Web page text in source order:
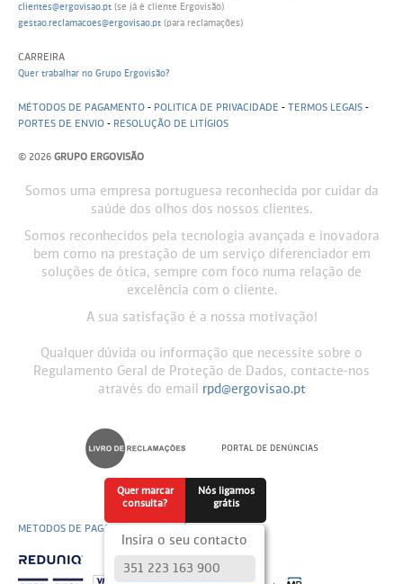
clientes@ergovisao.pt (se já é cliente Ergovisão)
gestao.reclamacoes@ergovisao.pt (para reclamações)
CARREIRA
Quer trabalhar no Grupo Ergovisão?
MÉTODOS DE PAGAMENTO - POLITICA DE PRIVACIDADE - TERMOS LEGAIS -
PORTES DE ENVIO - RESOLUÇÃO DE LITÍGIOS
© 2026 GRUPO ERGOVISÃO
Somos uma empresa portuguesa reconhecida por cuidar da
saúde dos olhos dos nossos clientes.
Somos reconhecidos pela tecnologia avançada e inovadora
bem como na prestação de um serviço diferenciador em
soluções de ótica, sempre com foco numa relação de
excelência com o cliente.
A sua satisfação é a nossa motivação!
Qualquer dúvida ou informação que necessite sobre o
Regulamento Geral de Proteção de Dados, contacte-nos
através do email
rpd@ergovisao.pt
METODOS DE PAGAMENTO DISPONÍVEIS
Quer marcar
consulta?
Nós ligamos
grátis
Insira o seu contacto